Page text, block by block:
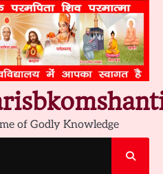
of Godly Knowledge